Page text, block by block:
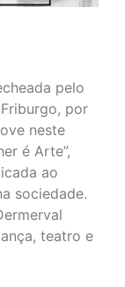
pelo
por
neste
é Arte”,
ao
sociedade.
teatro e